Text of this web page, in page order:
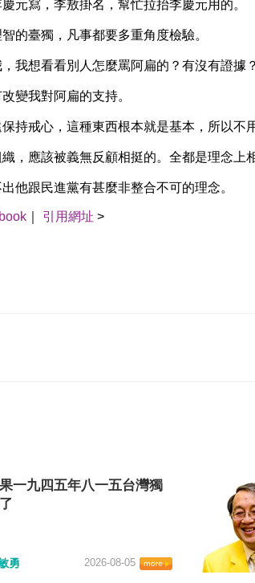
元寫，李敖掛名，幫忙拉抬李慶元用的。
的臺獨，凡事都要多重角度檢驗。
我想看看別人怎麼罵阿扁的？有沒有證據
變我對阿扁的支持。
持戒心，這種東西根本就是基本，所以不
，應該被義無反顧相挺的。全都是理念上
他跟民進黨有甚麼非整合不可的理念。
引用網址 >
一九四五年八一五台灣獨
勇 2026-08-05